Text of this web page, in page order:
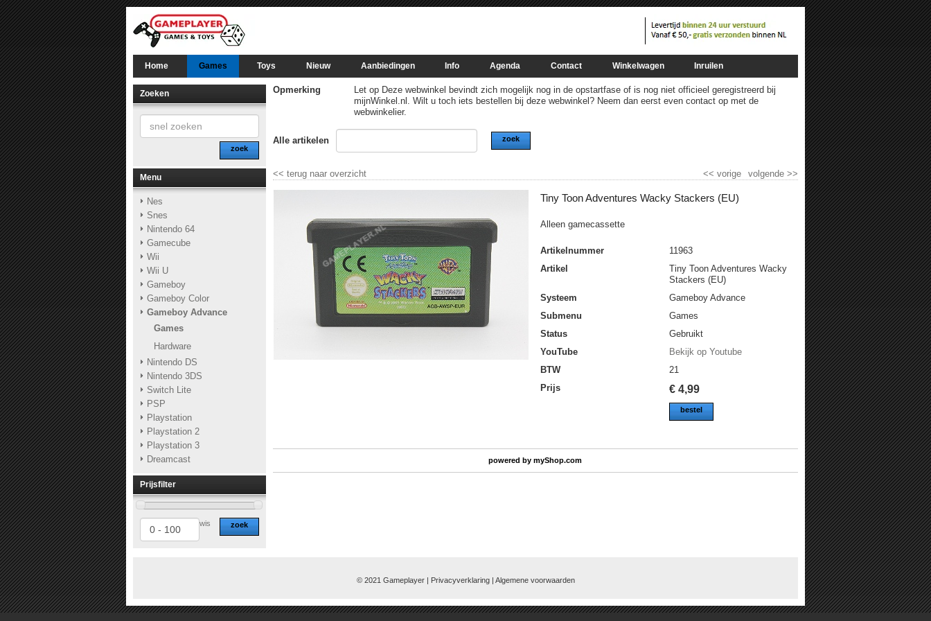
Home Games Toys Nieuw Aanbiedingen Info Agenda Contact Winkelwagen Inruilen
Zoeken
zoek
Menu
Nes
Snes
Nintendo 64
Gamecube
Wii
Wii U
Gameboy
Gameboy Color
Gameboy Advance
Games
Hardware
Nintendo DS
Nintendo 3DS
Switch Lite
PSP
Playstation
Playstation 2
Playstation 3
Dreamcast
Prijsfilter
zoek
wis
Opmerking
Let op Deze webwinkel bevindt zich mogelijk nog in de opstartfase of is nog niet officieel geregistreerd bij
mijnWinkel.nl. Wilt u toch iets bestellen bij deze webwinkel? Neem dan eerst even contact op met de
webwinkelier.
Alle artikelen zoek
<< terug naar overzicht volgende>>
<< vorige
Tiny Toon Adventures Wacky Stackers (EU)
Alleen gamecassette
Artikelnummer
11963
Artikel
Tiny Toon Adventures Wacky
Stackers (EU)
Systeem
Gameboy Advance
Submenu
Games
Status
Gebruikt
YouTube
Bekijk op Youtube
BTW
21
Prijs
€4,99
bestel
powered bymyShop.com
© 2021 Gameplayer | Privacyverklaring | Algemene voorwaarden